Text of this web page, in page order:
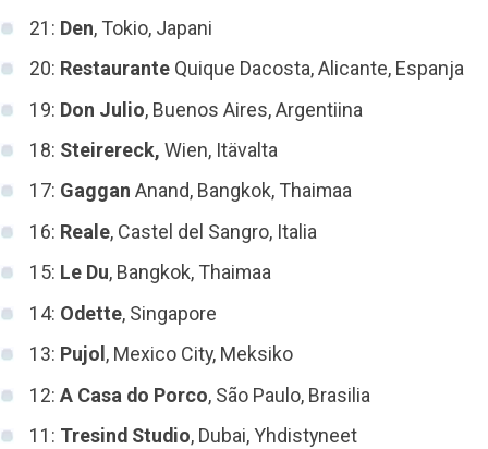
21: Den, Tokio, Japani
20: RestauranteQuique Dacosta, Alicante, Espanja
19: Don Julio, Buenos Aires, Argentiina
18: Steirereck, Wien, Itävalta
17: Gaggan Anand, Bangkok, Thaimaa
16: Reale, Castel del Sangro, Italia
15: Le Du, Bangkok, Thaimaa
14: Odette, Singapore
13: Pujol , Mexico City, Meksiko
12: A Casa do Porco, São Paulo, Brasilia
11: Tresind Studio, Dubai, Yhdistyneet